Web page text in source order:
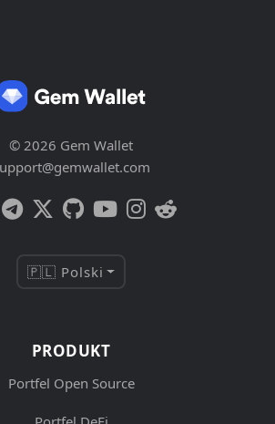
© 2026 Gem Wallet
🇵🇱 Polski
PRODUKT
Portfel Open Source